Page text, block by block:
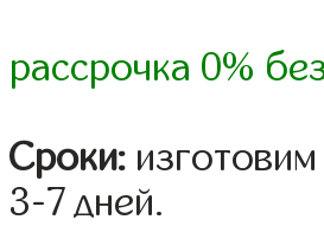
рассрочка 0%
Сроки:
3-7 дней.